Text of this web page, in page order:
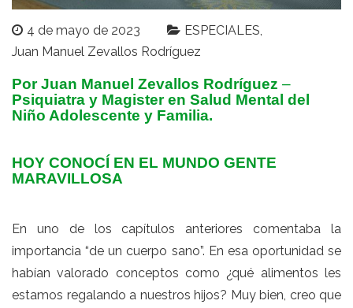
4 de mayo de 2023
ESPECIALES
Juan Manuel Zevallos Rodríguez
Por Juan Manuel Zevallos Rodríguez –
Psiquiatra y Magister en Salud Mental del
Niño Adolescente y Familia.
HOY CONOCÍ EN EL MUNDO GENTE
MARAVILLOSA
En uno de los capítulos anteriores comentaba la
importancia “de un cuerpo sano”. En esa oportunidad se
habían valorado conceptos como ¿qué alimentos les
estamos regalando a nuestros hijos? Muy bien, creo que